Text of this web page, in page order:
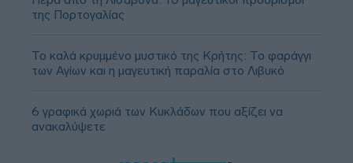
της Πορτογαλίας
Το καλά κρυμμένο μυστικό της Κρήτης: Το φαράγγι
των Αγίων και η μαγευτική παραλία στο Λιβυκό
6 γραφικά χωριά των Κυκλάδων που αξίζει να
ανακαλύψετε